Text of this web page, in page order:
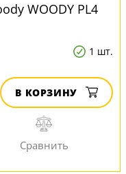
WOODY PL4
1 шт.
В КОРЗИНУ